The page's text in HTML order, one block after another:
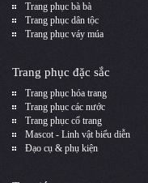
Trang phục bà bà
Trang phục dân tộc
Trang phục váy múa
Trang phục đặc sắc
Trang phục hóa trang
Trang phục các nước
Trang phục cổ trang
Mascot - Linh vật biểu diễn
Đạo cụ & phụ kiện